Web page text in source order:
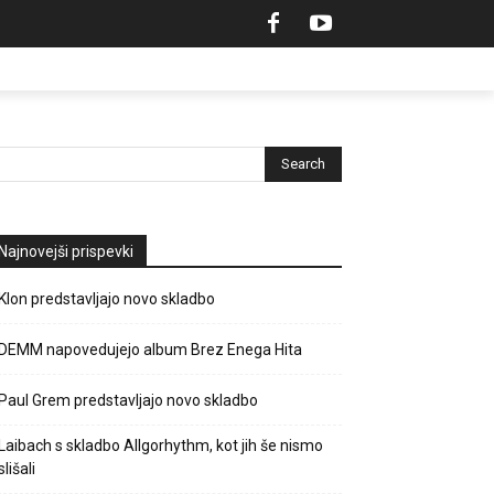
prispevki
predstavljajo novo skladbo
napovedujejo album Brez Enega Hita
Grem predstavljajo novo skladbo
s skladbo Allgorhythm, kot jih še nismo